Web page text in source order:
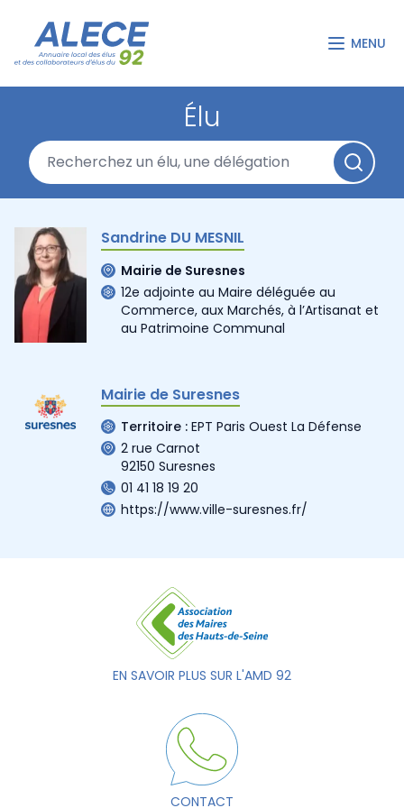
MENU
Élu
Sandrine DU MESNIL
Mairie de Suresnes
12e adjointe au Maire déléguée au
Commerce, aux Marchés, à l’Artisanat et
au Patrimoine Communal
Mairie de Suresnes
Territoire : EPT Paris Ouest La Défense
2 rue Carnot
92150 Suresnes
01 41 18 19 20
https://www.ville-suresnes.fr/
EN SAVOIR PLUS SUR L'AMD 92
CONTACT